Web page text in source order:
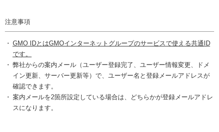
注意事項
GMO IDとはGMOインターネットグループのサービスで使える共通ID
です。
弊社からの案内メール（ユーザー登録完了、ユーザー情報変更、ドメ
イン更新、サーバー更新等）で、ユーザー名と登録メールアドレスが
確認できます。
案内メールを2箇所設定している場合は、どちらかが登録メールアドレ
スになります。